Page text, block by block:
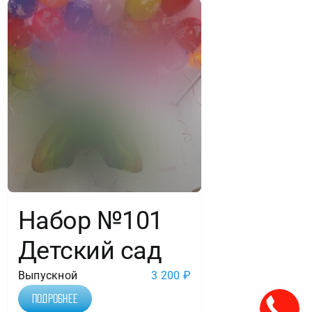
Набор №101
Детский сад
Выпускной 3 200 ₽
Подробнее